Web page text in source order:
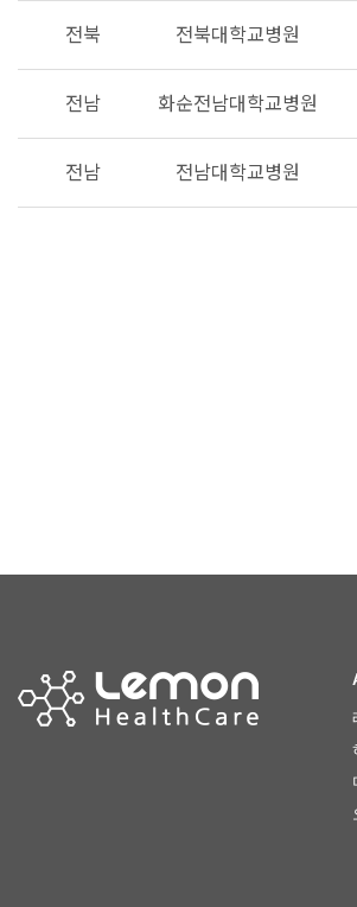
전북 전북대학교병원
전남 화순전남대학교병원
전남 전남대학교병원